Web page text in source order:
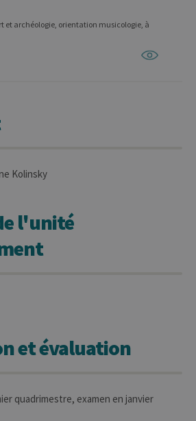
et archéologie, orientation musicologie, à
Kolinsky
l'unité
et évaluation
quadrimestre, examen en janvier